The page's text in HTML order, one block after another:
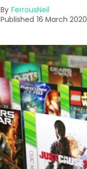
By FerrousNeil
Published 16 March 2020